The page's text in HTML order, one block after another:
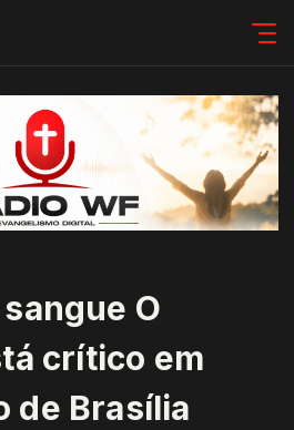
O
crítico em
de Brasília